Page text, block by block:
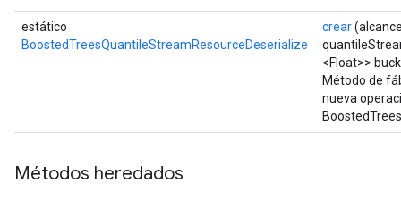
estático
BoostedTreesQuantileStreamResourceDeserialize
crear
<Float>>
Método de
nueva
Métodos heredados